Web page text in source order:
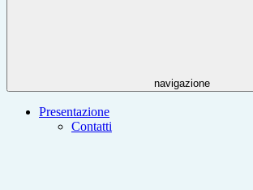
navigazione
Presentazione
Contatti